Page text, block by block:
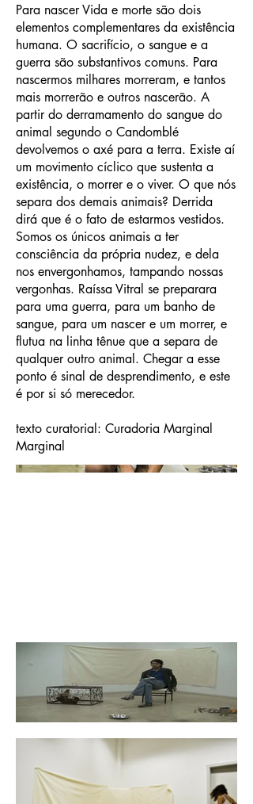
Para nascer Vida e morte são dois
elementos complementares da existência
humana. O sacrifício, o sangue e a
guerra são substantivos comuns. Para
nascermos milhares morreram, e tantos
mais morrerão e outros nascerão. A
partir do derramamento do sangue do
animal segundo o Candomblé
devolvemos o axé para a terra. Existe aí
um movimento cíclico que sustenta a
existência, o morrer e o viver. O que nós
separa dos demais animais? Derrida
dirá que é o fato de estarmos vestidos.
Somos os únicos animais a ter
consciência da própria nudez, e dela
nos envergonhamos, tampando nossas
vergonhas. Raíssa Vitral se preparara
para uma guerra, para um banho de
sangue, para um nascer e um morrer, e
flutua na linha tênue que a separa de
qualquer outro animal. Chegar a esse
ponto é sinal de desprendimento, e este
é por si só merecedor.
texto curatorial: Curadoria Marginal
Marginal